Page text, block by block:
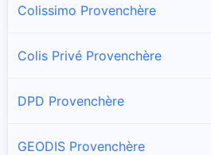
Colissimo Provenchère
Colis Privé Provenchère
DPD Provenchère
GEODIS Provenchère